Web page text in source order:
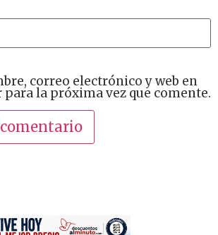
correo electrónico y web en
para la próxima vez que comente.